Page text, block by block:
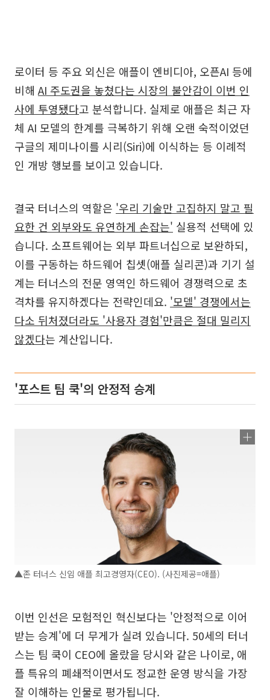
로이터 등 주요 외신은 애플이 엔비디아, 오픈AI 등에
비해 AI 주도권을 놓쳤다는 시장의 불안감이 이번 인
사에 투영됐다고 분석합니다. 실제로 애플은 최근 자
체 AI 모델의 한계를 극복하기 위해 오랜 숙적이었던
구글의 제미나이를 시리(Siri)에 이식하는 등 이례적
인 개방 행보를 보이고 있습니다.
결국 터너스의 역할은 '우리 기술만 고집하지 말고 필
요한 건 외부와도 유연하게 손잡는' 실용적 선택에 있
습니다. 소프트웨어는 외부 파트너십으로 보완하되,
이를 구동하는 하드웨어 칩셋(애플 실리콘)과 기기 설
계는 터너스의 전문 영역인 하드웨어 경쟁력으로 초
격차를 유지하겠다는 전략인데요. '모델' 경쟁에서는
다소 뒤처졌더라도 '사용자 경험'만큼은 절대 밀리지
않겠다는 계산입니다.
'포스트 팀 쿡'의 안정적 승계
▲존 터너스 신임 애플 최고경영자(CEO). (사진제공=애플)
이번 인선은 모험적인 혁신보다는 '안정적으로 이어
받는 승계'에 더 무게가 실려 있습니다. 50세의 터너
스는 팀 쿡이 CEO에 올랐을 당시와 같은 나이로, 애
플 특유의 폐쇄적이면서도 정교한 운영 방식을 가장
잘 이해하는 인물로 평가됩니다.